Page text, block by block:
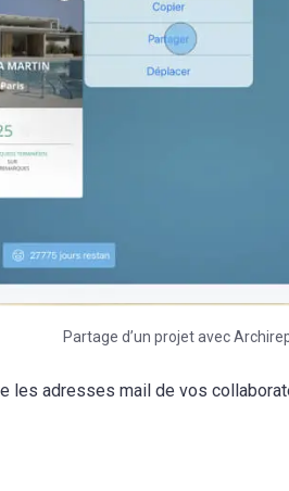
Partage d’un projet avec
les adresses mail de vos